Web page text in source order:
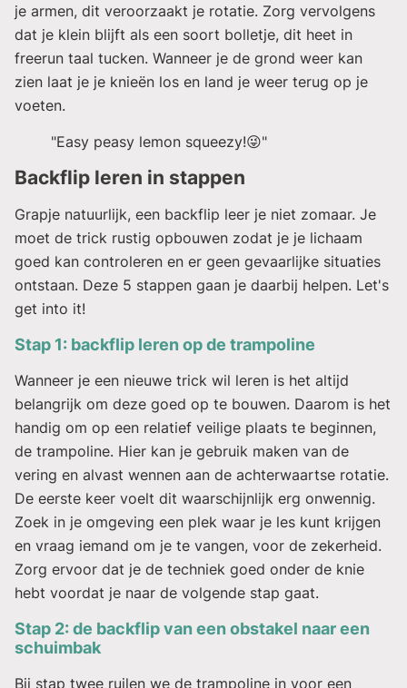
je armen, dit veroorzaakt je rotatie. Zorg vervolgens
dat je klein blijft als een soort bolletje, dit heet in
freerun taal tucken. Wanneer je de grond weer kan
zien laat je je knieën los en land je weer terug op je
voeten.
"Easy peasy lemon squeezy!😜"
Backflip leren in stappen
Grapje natuurlijk, een backflip leer je niet zomaar. Je
moet de trick rustig opbouwen zodat je je lichaam
goed kan controleren en er geen gevaarlijke situaties
ontstaan. Deze 5 stappen gaan je daarbij helpen. Let's
get into it!
Stap 1: backflip leren op de trampoline
Wanneer je een nieuwe trick wil leren is het altijd
belangrijk om deze goed op te bouwen. Daarom is het
handig om op een relatief veilige plaats te beginnen,
de trampoline. Hier kan je gebruik maken van de
vering en alvast wennen aan de achterwaartse rotatie.
De eerste keer voelt dit waarschijnlijk erg onwennig.
Zoek in je omgeving een plek waar je les kunt krijgen
en vraag iemand om je te vangen, voor de zekerheid.
Zorg ervoor dat je de techniek goed onder de knie
hebt voordat je naar de volgende stap gaat.
Stap 2: de backflip van een obstakel naar een
schuimbak
Bij stap twee ruilen we de trampoline in voor een